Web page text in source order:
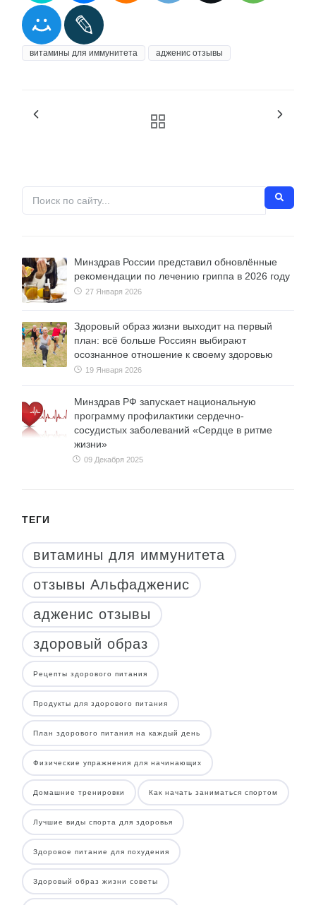
витамины для иммунитета адженис отзывы
Минздрав России представил обновлённые
рекомендации по лечению гриппа в 2026 году
27 Января 2026
Здоровый образ жизни выходит на первый
план: всё больше Россиян выбирают
осознанное отношение к своему здоровью
19 Января 2026
Минздрав РФ запускает национальную
программу профилактики сердечно-
сосудистых заболеваний «Сердце в ритме
жизни»
09 Декабря 2025
ТЕГИ
витамины для иммунитета
отзывы Альфадженис
адженис отзывы
здоровый образ
Рецепты здорового питания
Продукты для здорового питания
План здорового питания на каждый день
Физические упражнения для начинающих
Домашние тренировки Как начать заниматься спортом
Лучшие виды спорта для здоровья
Здоровое питание для похудения
Здоровый образ жизни советы